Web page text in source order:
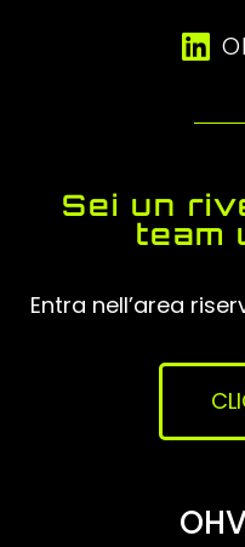
Sei un
team
Entra nell’area